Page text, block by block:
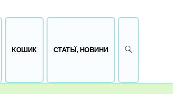
КОШИК СТАТЬЇ, НОВИНИ ПЕРЕМКНУТИ